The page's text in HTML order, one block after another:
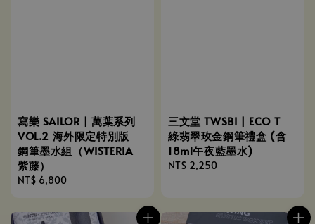
寫樂 SAILOR | 萬葉系列
VOL.2 海外限定特別版
鋼筆墨水組（WISTERIA
紫藤）
Regular
NT$ 6,800
三文堂 TWSBI | ECO T
綠翡翠玫金鋼筆禮盒 (含
18ml午夜藍墨水)
Regular
NT$ 2,250